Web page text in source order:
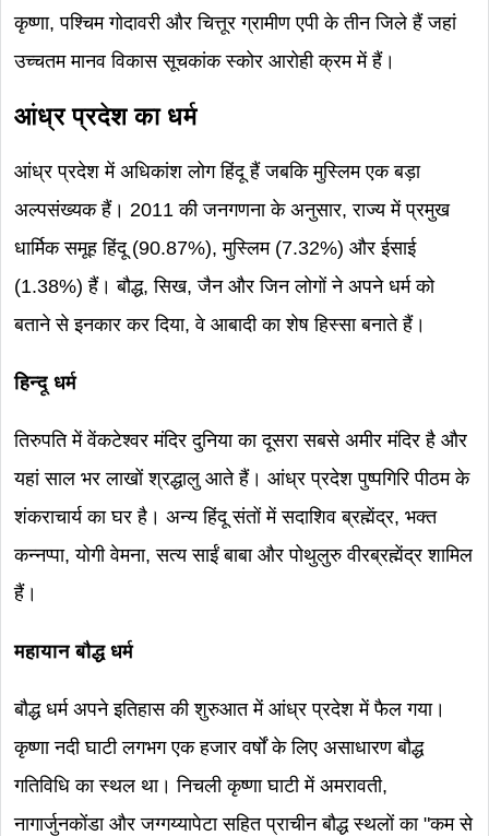
कृष्णा, पश्चिम गोदावरी और चित्तूर ग्रामीण एपी के तीन जिले हैं जहां
उच्चतम मानव विकास सूचकांक स्कोर आरोही क्रम में हैं।
आंध्र प्रदेश का धर्म
आंध्र प्रदेश में अधिकांश लोग हिंदू हैं जबकि मुस्लिम एक बड़ा
अल्पसंख्यक हैं। 2011 की जनगणना के अनुसार, राज्य में प्रमुख
धार्मिक समूह हिंदू (90.87%), मुस्लिम (7.32%) और ईसाई
(1.38%) हैं। बौद्ध, सिख, जैन और जिन लोगों ने अपने धर्म को
बताने से इनकार कर दिया, वे आबादी का शेष हिस्सा बनाते हैं।
हिन्दू धर्म
तिरुपति में वेंकटेश्वर मंदिर दुनिया का दूसरा सबसे अमीर मंदिर है और
यहां साल भर लाखों श्रद्धालु आते हैं। आंध्र प्रदेश पुष्पगिरि पीठम के
शंकराचार्य का घर है। अन्य हिंदू संतों में सदाशिव ब्रह्मेंद्र, भक्त
कन्नप्पा, योगी वेमना, सत्य साईं बाबा और पोथुलुरु वीरब्रह्मेंद्र शामिल
हैं।
महायान बौद्ध धर्म
बौद्ध धर्म अपने इतिहास की शुरुआत में आंध्र प्रदेश में फैल गया।
कृष्णा नदी घाटी लगभग एक हजार वर्षों के लिए असाधारण बौद्ध
गतिविधि का स्थल था। निचली कृष्णा घाटी में अमरावती,
नागार्जुनकोंडा और जग्गय्यापेटा सहित प्राचीन बौद्ध स्थलों का "कम से